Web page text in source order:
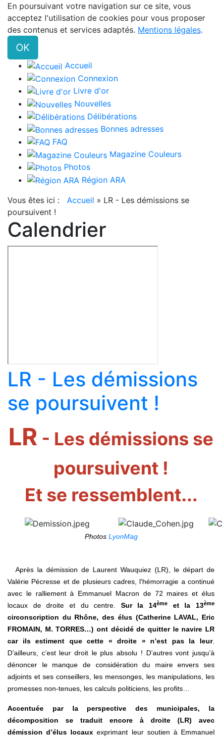
En poursuivant votre navigation sur ce site, vous
acceptez l'utilisation de cookies pour vous proposer
des contenus et services adaptés. Mentions légales.
OK
Accueil
Connexion
Livre d'or
Nouvelles
Délibérations
Bonnes adresses
FAQ
Magazine Couleurs
Photos
Région ARA
Vous êtes ici : Accueil » LR - Les démissions se
poursuivent !
Calendrier
LR - Les démissions
se poursuivent !
LR - Les démissions se
poursuivent !
Et se ressemblent...
Photos LyonMag
Après la démission de Laurent Wauquiez (LR), le départ de
Valérie Pécresse et de plusieurs cadres, l'hémorragie a continué
avec le ralliement à Emmanuel Macron de 72 maires et élus
locaux de droite et du centre. Sur la 14ème et la 13ème
circonscription du Rhône, des élus (Catherine LAVAL, Eric
FROMAIN, M. TORRES…) ont décidé de quitter le navire LR
car ils estiment que cette « droite » n’est pas la leur.
D’ailleurs, c’est leur droit le plus absolu ! D’autres vont jusqu’à
dénoncer le manque de considération du maire envers ses
adjoints et ses conseillers, les mensonges, les manipulations, les
promesses non-tenues, les calculs politiciens, les profits…
Accentuée par la perspective des municipales, la
décomposition se traduit encore à droite (LR) avec
démission d’élus locaux exprimant leur soutien à Emmanuel